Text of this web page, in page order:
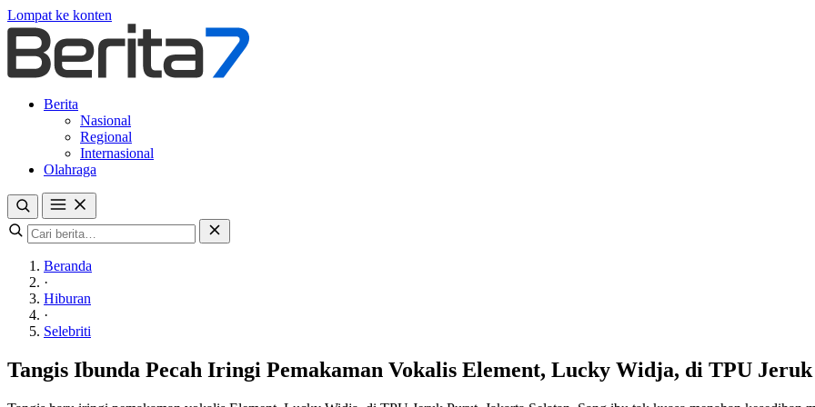
Lompat ke konten
Berita
Nasional
Regional
Internasional
Olahraga
Beranda
·
Hiburan
·
Selebriti
Tangis Ibunda Pecah Iringi Pemakaman Vokalis Element, Lucky Widja, di TPU